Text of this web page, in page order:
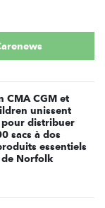
CMA CGM et
unissent
pour distribuer
sacs à dos
essentiels
Norfolk